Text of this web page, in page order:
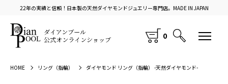
22年の実績と信頼！日本製の天然ダイヤモンドジュエリー専門店。MADE IN JAPAN
0
HOME リング（指輪） ダイヤモンド リング（指輪） -天然ダイヤモンド-